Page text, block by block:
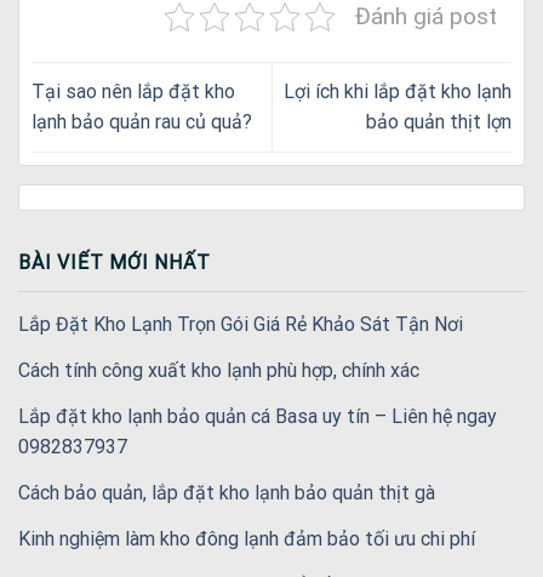
Đánh giá post
Tại sao nên lắp đặt kho
lạnh bảo quản rau củ quả?
Lợi ích khi lắp đặt kho lạnh
bảo quản thịt lợn
BÀI VIẾT MỚI NHẤT
Lắp Đặt Kho Lạnh Trọn Gói Giá Rẻ Khảo Sát Tận Nơi
Cách tính công xuất kho lạnh phù hợp, chính xác
Lắp đặt kho lạnh bảo quản cá Basa uy tín – Liên hệ ngay
0982837937
Cách bảo quản, lắp đặt kho lạnh bảo quản thịt gà
Kinh nghiệm làm kho đông lạnh đảm bảo tối ưu chi phí